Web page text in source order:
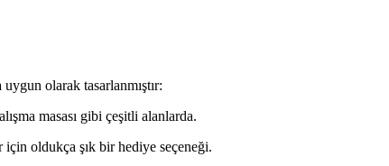
olarak tasarlanmıştır:
masası gibi çeşitli alanlarda.
oldukça şık bir hediye seçeneği.